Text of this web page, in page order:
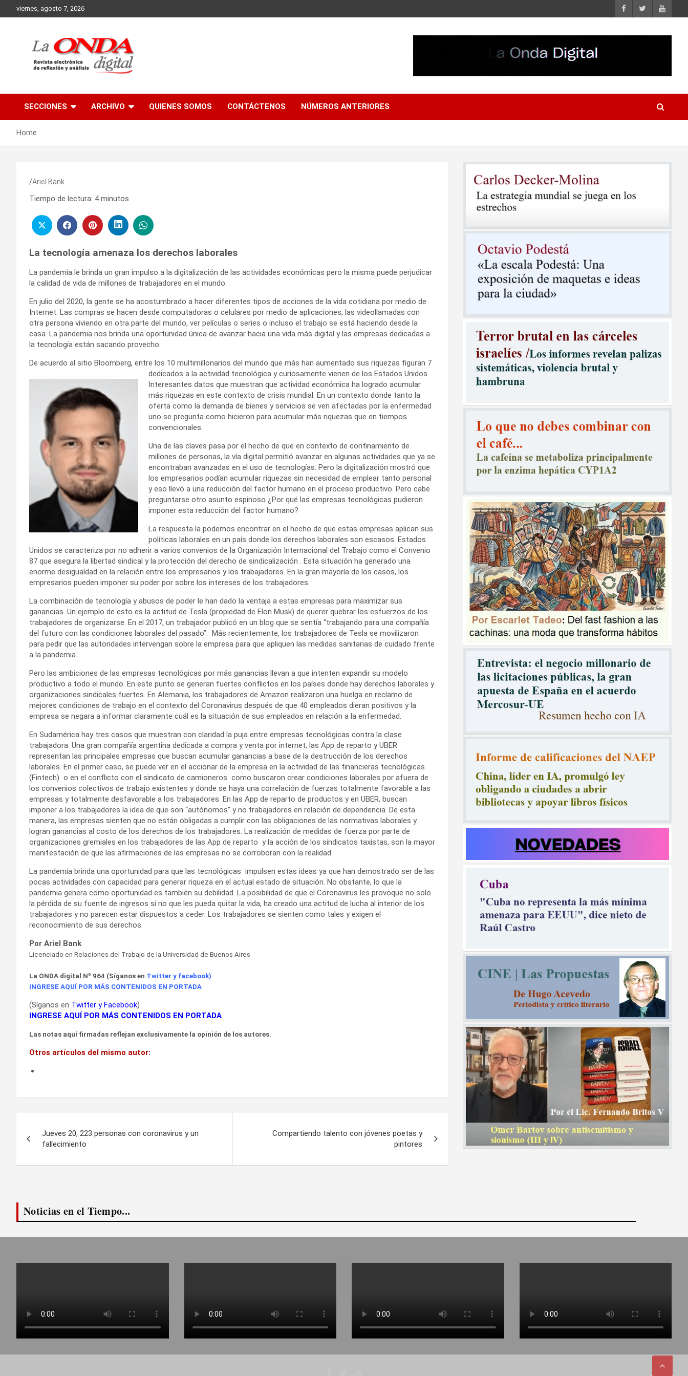
to
viernes, agosto 7, 2026
SECCIONES ARCHIVO QUIENES SOMOS CONTÁCTENOS NÚMEROS ANTERIORES
Home
Ariel Bank
Tiempo de lectura: 4 minutos
La tecnología amenaza los derechos laborales
La pandemia le brinda un gran impulso a la digitalización de las actividades económicas pero la misma puede perjudicar
la calidad de vida de millones de trabajadores en el mundo.
En julio del 2020, la gente se ha acostumbrado a hacer diferentes tipos de acciones de la vida cotidiana por medio de
Internet. Las compras se hacen desde computadoras o celulares por medio de aplicaciones, las videollamadas con
otra persona viviendo en otra parte del mundo, ver películas o series o incluso el trabajo se está haciendo desde la
casa. La pandemia nos brinda una oportunidad única de avanzar hacia una vida más digital y las empresas dedicadas a
la tecnología están sacando provecho.
De acuerdo al sitio Bloomberg, entre los 10 multimillonarios del mundo que más han aumentado sus riquezas figuran 7
dedicados a la actividad tecnológica y curiosamente vienen de los Estados Unidos.
Interesantes datos que muestran que actividad económica ha logrado acumular
más riquezas en este contexto de crisis mundial. En un contexto donde tanto la
oferta como la demanda de bienes y servicios se ven afectadas por la enfermedad
uno se pregunta como hicieron para acumular más riquezas que en tiempos
convencionales.
Una de las claves pasa por el hecho de que en contexto de confinamiento de
millones de personas, la vía digital permitió avanzar en algunas actividades que ya se
encontraban avanzadas en el uso de tecnologías. Pero la digitalización mostró que
los empresarios podían acumular riquezas sin necesidad de emplear tanto personal
y eso llevó a una reducción del factor humano en el proceso productivo. Pero cabe
preguntarse otro asunto espinoso ¿Por qué las empresas tecnológicas pudieron
imponer esta reducción del factor humano?
La respuesta la podemos encontrar en el hecho de que estas empresas aplican sus
políticas laborales en un país donde los derechos laborales son escasos. Estados
Unidos se caracteriza por no adherir a varios convenios de la Organización Internacional del Trabajo como el Convenio
87 que asegura la libertad sindical y la protección del derecho de sindicalización . Esta situación ha generado una
enorme desigualdad en la relación entre los empresarios y los trabajadores. En la gran mayoría de los casos, los
empresarios pueden imponer su poder por sobre los intereses de los trabajadores.
La combinación de tecnología y abusos de poder le han dado la ventaja a estas empresas para maximizar sus
ganancias. Un ejemplo de esto es la actitud de Tesla (propiedad de Elon Musk) de querer quebrar los esfuerzos de los
trabajadores de organizarse. En el 2017, un trabajador publicó en un blog que se sentía “trabajando para una compañía
del futuro con las condiciones laborales del pasado”. Más recientemente, los trabajadores de Tesla se movilizaron
para pedir que las autoridades intervengan sobre la empresa para que apliquen las medidas sanitarias de cuidado frente
a la pandemia.
Pero las ambiciones de las empresas tecnológicas por más ganancias llevan a que intenten expandir su modelo
productivo a todo el mundo. En este punto se generan fuertes conflictos en los países donde hay derechos laborales y
organizaciones sindicales fuertes. En Alemania, los trabajadores de Amazon realizaron una huelga en reclamo de
mejores condiciones de trabajo en el contexto del Coronavirus después de que 40 empleados dieran positivos y la
empresa se negara a informar claramente cuál es la situación de sus empleados en relación a la enfermedad.
En Sudamérica hay tres casos que muestran con claridad la puja entre empresas tecnológicas contra la clase
trabajadora. Una gran compañía argentina dedicada a compra y venta por internet, las App de reparto y UBER
representan las principales empresas que buscan acumular ganancias a base de la destrucción de los derechos
laborales. En el primer caso, se puede ver en el accionar de la empresa en la actividad de las financieras tecnológicas
(Fintech) o en el conflicto con el sindicato de camioneros como buscaron crear condiciones laborales por afuera de
los convenios colectivos de trabajo existentes y donde se haya una correlación de fuerzas totalmente favorable a las
empresas y totalmente desfavorable a los trabajadores. En las App de reparto de productos y en UBER, buscan
imponer a los trabajadores la idea de que son “autónomos” y no trabajadores en relación de dependencia. De esta
manera, las empresas sienten que no están obligadas a cumplir con las obligaciones de las normativas laborales y
logran ganancias al costo de los derechos de los trabajadores. La realización de medidas de fuerza por parte de
organizaciones gremiales en los trabajadores de las App de reparto y la acción de los sindicatos taxistas, son la mayor
manifestación de que las afirmaciones de las empresas no se corroboran con la realidad.
La pandemia brinda una oportunidad para que las tecnológicas impulsen estas ideas ya que han demostrado ser de las
pocas actividades con capacidad para generar riqueza en el actual estado de situación. No obstante, lo que la
pandemia genera como oportunidad es también su debilidad. La posibilidad de que el Coronavirus les provoque no solo
la pérdida de su fuente de ingresos si no que les pueda quitar la vida, ha creado una actitud de lucha al interior de los
trabajadores y no parecen estar dispuestos a ceder. Los trabajadores se sienten como tales y exigen el
reconocimiento de sus derechos.
Por Ariel Bank
Licenciado en Relaciones del Trabajo de la Universidad de Buenos Aires
La ONDA digital Nº 964 (Síganos en Twitter y facebook)
INGRESE AQUÍ POR MÁS CONTENIDOS EN PORTADA
(Síganos en Twitter yFacebook)
INGRESE AQUÍ POR MÁS CONTENIDOS EN PORTADA
Las notas aquí firmadas reflejan exclusivamente la opinión de los autores.
Otros artículos del mismo autor:
de
entradas
Jueves 20, 223 personas con coronavirus y un
fallecimiento
Compartiendo talento con jóvenes poetas y
pintores
Noticias en el Tiempo...